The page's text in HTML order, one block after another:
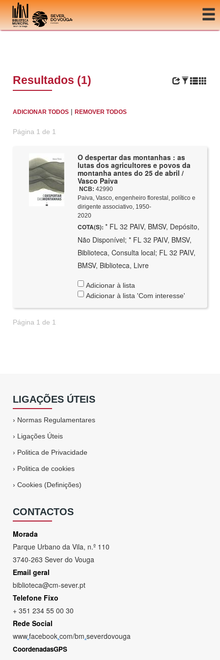
Ir para o conteúdo
Resultados (1)
ADICIONAR TODOS |REMOVER TODOS
Página 1 de 1
O despertar das montanhas : as
lutas dos agricultores e povos da
montanha antes do 25 de abril /
Vasco Paiva
NCB: 42990
Paiva, Vasco, engenheiro florestal, político e
dirigente associativo, 1950-
2020
COTA(S): * FL 32 PAIV, BMSV, Depósito,
Não Disponível; * FL 32 PAIV, BMSV,
Biblioteca, Consulta local; FL 32 PAIV,
BMSV, Biblioteca, Livre
Adicionar à lista
Adicionar à lista 'Com interesse'
Página 1 de 1
LIGAÇÕES ÚTEIS
› Normas Regulamentares
› Ligações Úteis
› Politica de Privacidade
› Politica de cookies
›Cookies (Definições)
CONTACTOS
Morada
Parque Urbano da Vila, n.º 110
3740-263 Sever do Vouga
Email geral
biblioteca@cm-sever.pt
Telefone Fixo
+ 351 234 55 00 30
Rede Social
www.facebook.com/bm.severdovouga
CoordenadasGPS